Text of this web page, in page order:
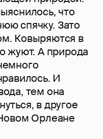
что
спячку. Зато
Ковыряются в
жуют. А природа
И
тем она
в другое
Орлеане